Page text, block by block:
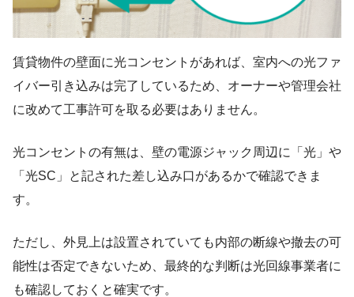
賃貸物件の壁面に光コンセントがあれば、室内への光ファ
イバー引き込みは完了しているため、オーナーや管理会社
に改めて工事許可を取る必要はありません。
光コンセントの有無は、壁の電源ジャック周辺に「光」や
「光SC」と記された差し込み口があるかで確認できま
す。
ただし、外見上は設置されていても内部の断線や撤去の可
能性は否定できないため、最終的な判断は光回線事業者に
も確認しておくと確実です。